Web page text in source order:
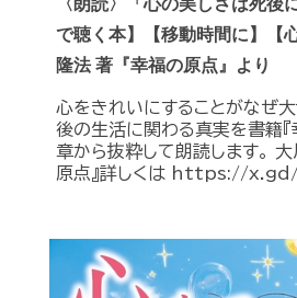
〈朗読〉「心の美しさは死後
で聴く本】【移動時間に】【
隆法 著『幸福の原点』より
心をきれいにすることがなぜ
後の生活に関わる真実を書籍『
章から抜粋して朗読します。
原点』詳しくは https://